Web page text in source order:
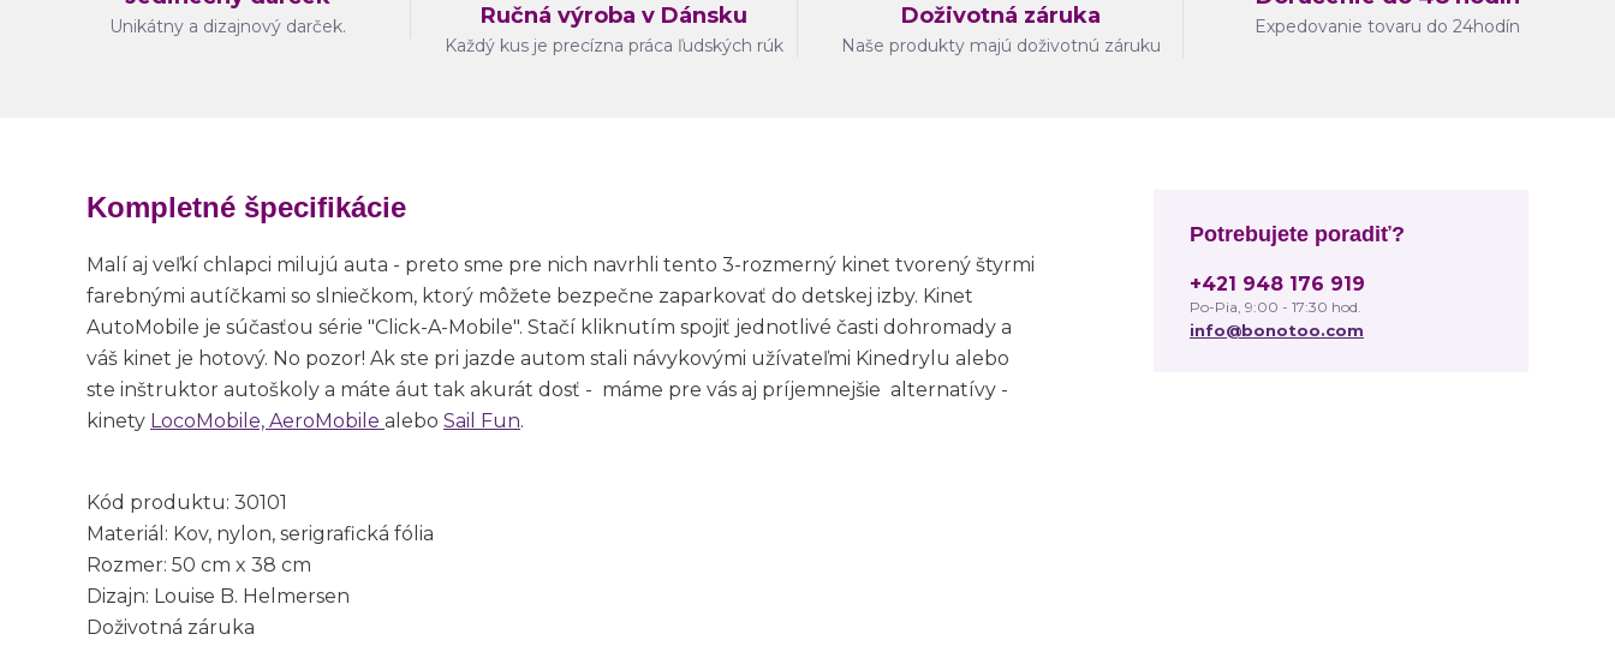
Unikátny a dizajnový darček. Ručná výroba v Dánsku
Každý kus je precízna práca ľudských rúk
Doživotná záruka
Naše produkty majú doživotnú záruku
Expedovanie tovaru do 24hodín
Kompletné špecifikácie
Malí aj veľkí chlapci milujú auta - preto sme pre nich navrhli tento 3-rozmerný kinet tvorený štyrmi
farebnými autíčkami so slniečkom, ktorý môžete bezpečne zaparkovať do detskej izby. Kinet
AutoMobile je súčasťou série "Click-A-Mobile". Stačí kliknutím spojiť jednotlivé časti dohromady a
váš kinet je hotový. No pozor! Ak ste pri jazde autom stali návykovými užívateľmi Kinedrylu alebo
ste inštruktor autoškoly a máte áut tak akurát dosť - máme pre vás aj príjemnejšie alternatívy -
kinety LocoMobile, AeroMobile alebo Sail Fun.
Kód produktu: 30101
Materiál: Kov, nylon, serigrafická fólia
Rozmer: 50 cm x 38 cm
Dizajn: Louise B. Helmersen
Doživotná záruka
Potrebujete poradiť?
+421 948 176 919
Po-Pia, 9:00 - 17:30 hod.
info@bonotoo.com